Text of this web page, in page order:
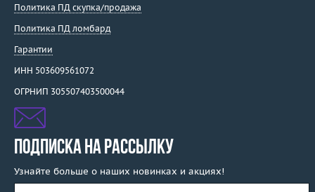
Политика ПД скупка/продажа
Политика ПД ломбард
Гарантии
ИНН 503609561072
ОГРНИП 305507403500044
ПОДПИСКА НА РАССЫЛКУ
Узнайте больше о наших новинках и акциях!